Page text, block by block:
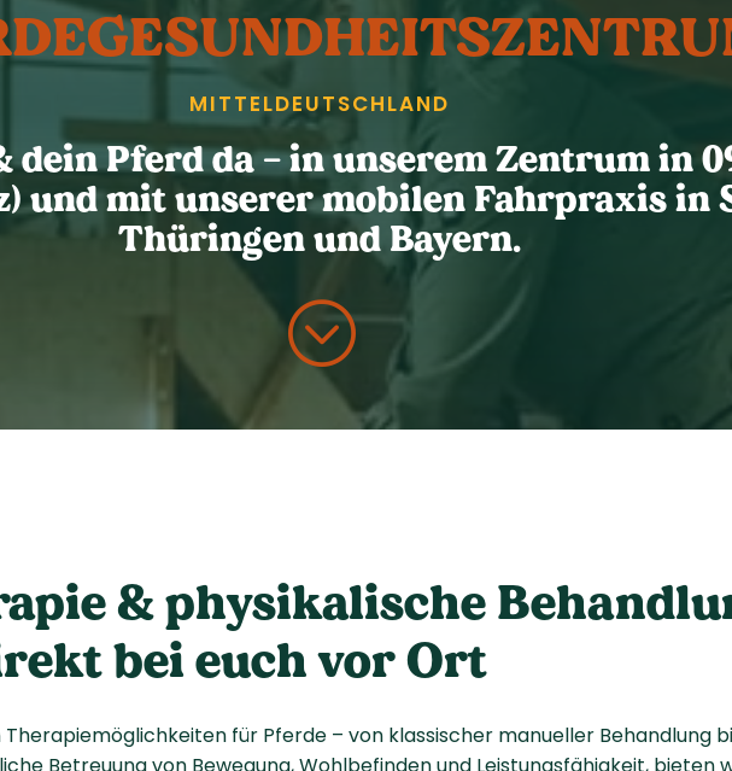
MITTEL­DEUTSCHLAND
Pferd da – in unserem Zentrum in
und mit unserer mobilen Fahrpraxis in
Thüringen und Bayern.
;
& physikalische
bei euch vor Ort
für Pferde – von klassischer manueller Behandlung